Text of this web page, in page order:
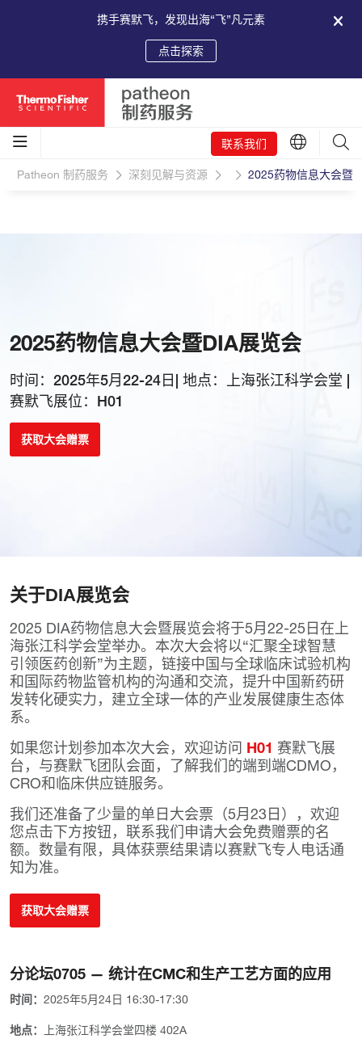
携手赛默飞，发现出海“飞”凡元素
点击探索
联系我们
Patheon 制药服务 深刻见解与资源 2025药物信息大会暨
2025药物信息大会暨DIA展览会
时间：2025年5月22-24日| 地点：上海张江科学会堂 |
赛默飞展位：H01
获取大会赠票
关于DIA展览会
2025 DIA药物信息大会暨展览会将于5月22-25日在上
海张江科学会堂举办。本次大会将以“汇聚全球智慧
引领医药创新”为主题，链接中国与全球临床试验机构
和国际药物监管机构的沟通和交流，提升中国新药研
发转化硬实力，建立全球一体的产业发展健康生态体
系。
如果您计划参加本次大会，欢迎访问 H01 赛默飞展
台，与赛默飞团队会面，了解我们的端到端CDMO，
CRO和临床供应链服务。
我们还准备了少量的单日大会票（5月23日），欢迎
您点击下方按钮，联系我们申请大会免费赠票的名
额。数量有限，具体获票结果请以赛默飞专人电话通
知为准。
获取大会赠票
分论坛0705 — 统计在CMC和生产工艺方面的应用
时间： 2025年5月24日 16:30-17:30
地点： 上海张江科学会堂四楼 402A